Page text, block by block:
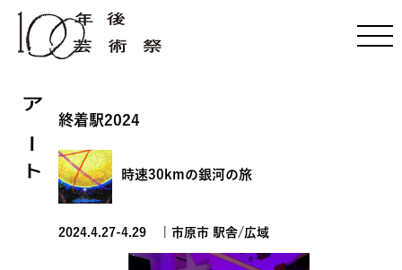
アート 終着駅2024
時速30kmの銀河の旅
2024.4.27-4.29 | 市原市 駅舎/広域